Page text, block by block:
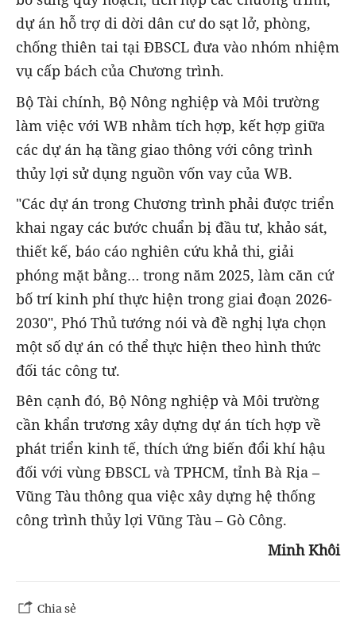
dự án hỗ trợ di dời dân cư do sạt lở, phòng,
chống thiên tai tại ĐBSCL đưa vào nhóm nhiệm
vụ cấp bách của Chương trình.
Bộ Tài chính, Bộ Nông nghiệp và Môi trường
làm việc với WB nhằm tích hợp, kết hợp giữa
các dự án hạ tầng giao thông với công trình
thủy lợi sử dụng nguồn vốn vay của WB.
"Các dự án trong Chương trình phải được triển
khai ngay các bước chuẩn bị đầu tư, khảo sát,
thiết kế, báo cáo nghiên cứu khả thi, giải
phóng mặt bằng… trong năm 2025, làm căn cứ
bố trí kinh phí thực hiện trong giai đoạn 2026-
2030", Phó Thủ tướng nói và đề nghị lựa chọn
một số dự án có thể thực hiện theo hình thức
đối tác công tư.
Bên cạnh đó, Bộ Nông nghiệp và Môi trường
cần khẩn trương xây dựng dự án tích hợp về
phát triển kinh tế, thích ứng biến đổi khí hậu
đối với vùng ĐBSCL và TPHCM, tỉnh Bà Rịa –
Vũng Tàu thông qua việc xây dựng hệ thống
công trình thủy lợi Vũng Tàu – Gò Công.
Minh Khôi
Chia sẻ